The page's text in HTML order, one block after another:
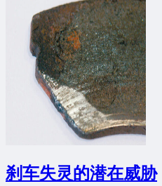
刹车失灵的潜在威胁